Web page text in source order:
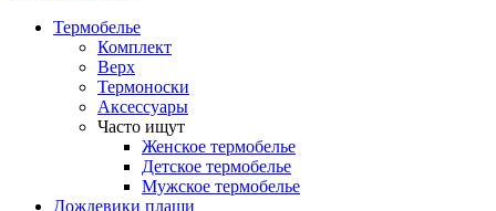
Термобелье
Комплект
Верх
Термоноски
Аксессуары
Часто ищут
Женское термобелье
Детское термобелье
Мужское термобелье
Дождевики плащи